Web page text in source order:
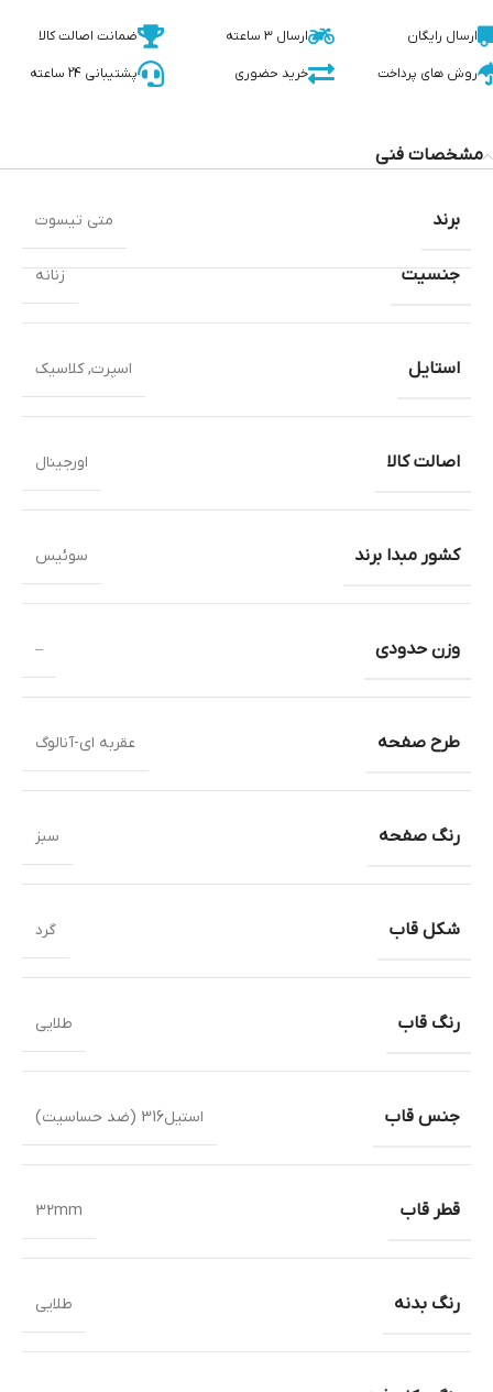
ارسال رایگان ارسال 3 ساعته ضمانت اصالت کالا
روش های پرداخت خرید حضوری پشتیبانی 24 ساعته
مشخصات فنی
جنسیت زنانه
استایل اسپرت,کلاسیک
اصالت کالا اورجینال
کشور مبدا برند سوئیس
وزن حدودی –
طرح صفحه عقربه ای-آنالوگ
رنگ صفحه سبز
شکل قاب گرد
رنگ قاب طلایی
جنس قاب استیل316 (ضد حساسیت)
قطر قاب 32mm
رنگ بدنه طلایی
برند متی تیسوت